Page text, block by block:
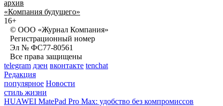
архив
«Компания будущего»
16+
© ООО «Журнал Компания»
Регистрационный номер
Эл № ФС77-80561
Все права защищены
telegram дзен вконтакте tenchat
Редакция
популярное Новости
стиль жизни
HUAWEI MatePad Pro Max: удобство без компромиссов